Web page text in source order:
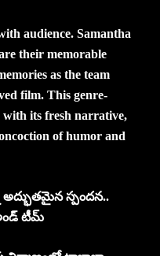
audience. Samantha
their memorable
as the team
film. This genre-
with its fresh narrative,
of humor and
స్పంద‌న‌..
టీమ్‌